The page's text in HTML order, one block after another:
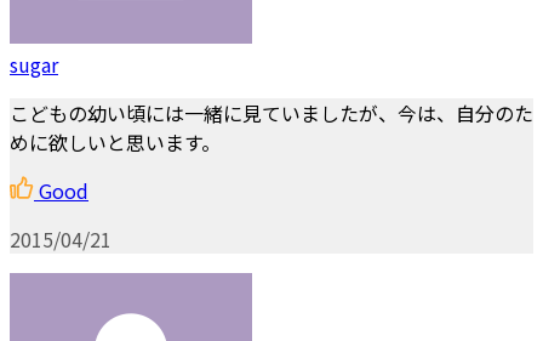
sugar
こどもの幼い頃には一緒に見ていましたが、今は、自分のた
めに欲しいと思います。
Good
2015/04/21